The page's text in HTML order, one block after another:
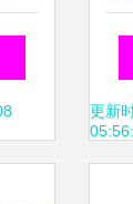
司
更新